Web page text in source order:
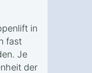
in
fast
Je
der